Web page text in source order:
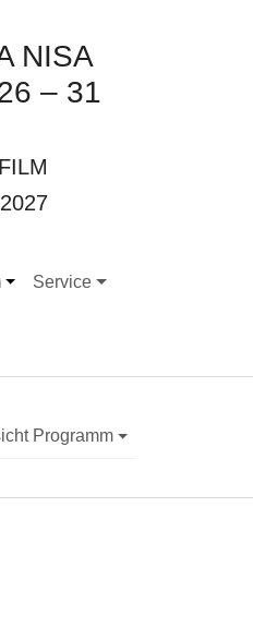
NISA
– 31
2027
for "Program"
Service
Submenu for "Service"
Programm